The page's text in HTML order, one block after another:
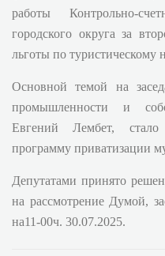
работы Контрольно-
городского округа за
льготы по туристическому
Основной темой на
промышленности и
Евгений Лембет,
программу приватизации
Депутатами принято
на рассмотрение Думой,
на11-00ч.